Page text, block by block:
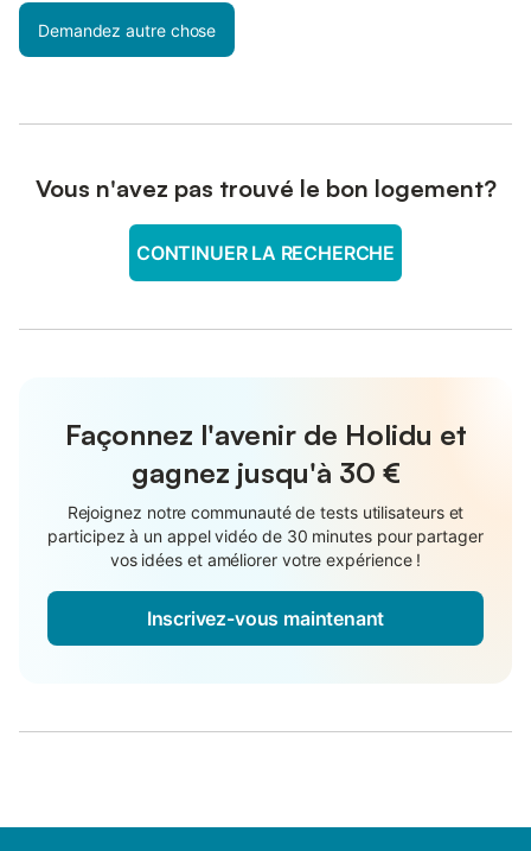
Demandez autre chose
Vous n'avez pas trouvé le bon logement?
CONTINUER LA RECHERCHE
Façonnez l'avenir de Holidu et
gagnez jusqu'à 30 €
Rejoignez notre communauté de tests utilisateurs et
participez à un appel vidéo de 30 minutes pour partager
vos idées et améliorer votre expérience !
Inscrivez-vous maintenant